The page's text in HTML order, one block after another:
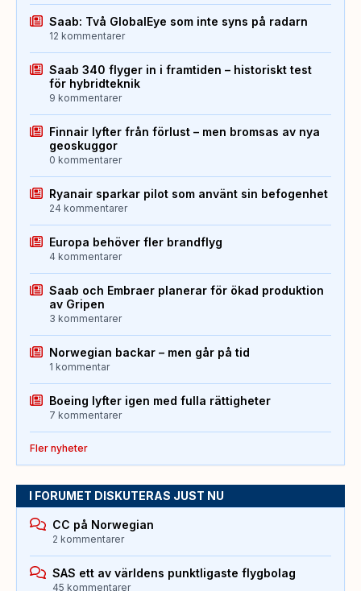
Saab: Två GlobalEye som inte syns på radarn
12 kommentarer
Saab 340 flyger in i framtiden – historiskt test
för hybridteknik
9 kommentarer
Finnair lyfter från förlust – men bromsas av nya
geoskuggor
0 kommentarer
Ryanair sparkar pilot som använt sin befogenhet
24 kommentarer
Europa behöver fler brandflyg
4 kommentarer
Saab och Embraer planerar för ökad produktion
av Gripen
3 kommentarer
Norwegian backar – men går på tid
1 kommentar
Boeing lyfter igen med fulla rättigheter
7 kommentarer
Fler nyheter
I FORUMET DISKUTERAS JUST NU
CC på Norwegian
2 kommentarer
SAS ett av världens punktligaste flygbolag
45 kommentarer